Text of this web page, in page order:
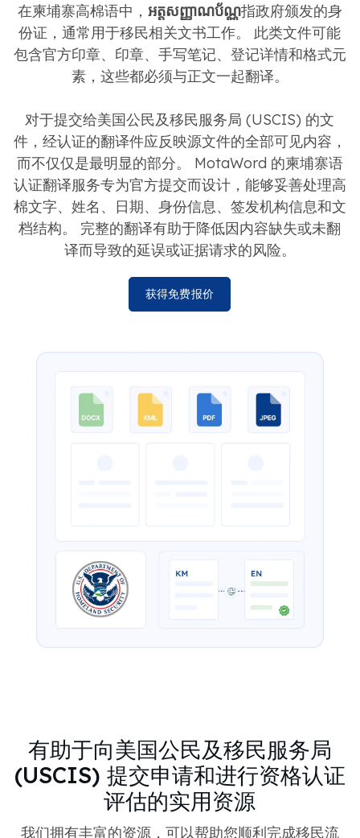
在柬埔寨高棉语中， អត្តសញ្ញាណប័ណ្ណ指政府颁发的身
份证，通常用于移民相关文书工作。 此类文件可能
包含官方印章、印章、手写​​笔记、登记详情和格式元
素，这些都必须与正文一起翻译。
对于提交给美国公民及移民服务局 (USCIS) 的文
件，经认证的翻译件应反映源文件的全部可见内容，
而不仅仅是最明显的部分。 MotaWord 的柬埔寨语
认证翻译服务专为官方提交而设计，能够妥善处理高
棉文字、姓名、日期、身份信息、签发机构信息和文
档结构。 完整的翻译有助于降低因内容缺失或未翻
译而导致的延误或证据请求的风险。
获得免费报价
有助于向美国公民及移民服务局
(USCIS) 提交申请和进行资格认证
评估的实用资源
我们拥有丰富的资源，可以帮助您顺利完成移民流